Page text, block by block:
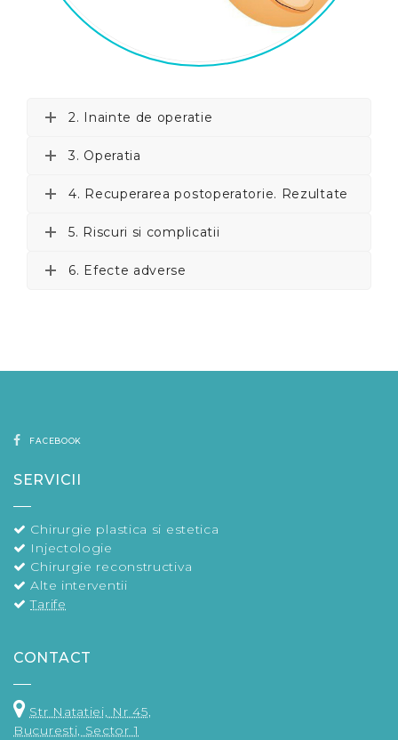
2. Inainte de operatie
3. Operatia
4. Recuperarea postoperatorie. Rezultate
5. Riscuri si complicatii
6. Efecte adverse
FACEBOOK
SERVICII
Chirurgie plastica si estetica
Injectologie
Chirurgie reconstructiva
Alte interventii
Tarife
CONTACT
Str Natatiei, Nr 45,
Bucuresti, Sector 1